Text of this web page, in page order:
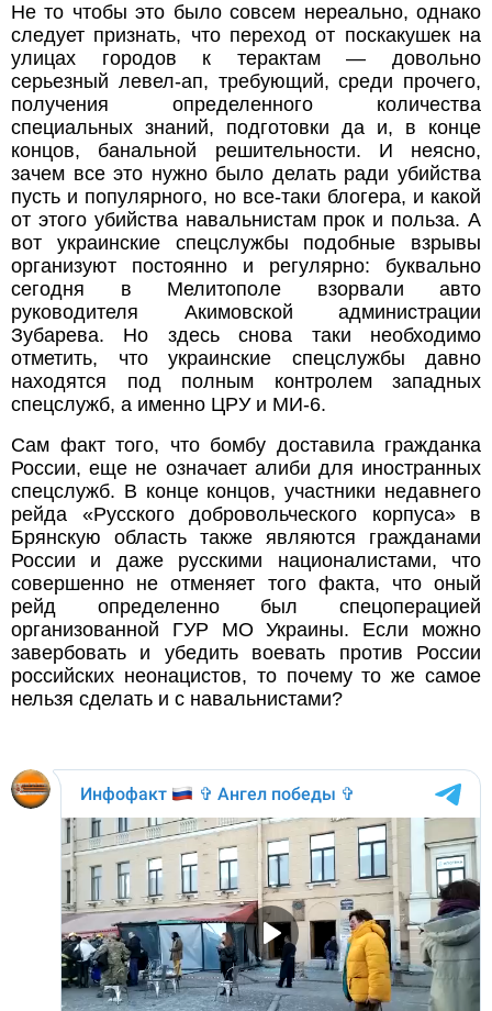
Не то чтобы это было совсем нереально, однако
следует признать, что переход от поскакушек на
улицах городов к терактам — довольно
серьезный левел-ап, требующий, среди прочего,
получения определенного количества
специальных знаний, подготовки да и, в конце
концов, банальной решительности. И неясно,
зачем все это нужно было делать ради убийства
пусть и популярного, но все-таки блогера, и какой
от этого убийства навальнистам прок и польза. А
вот украинские спецслужбы подобные взрывы
организуют постоянно и регулярно: буквально
сегодня в Мелитополе взорвали авто
руководителя Акимовской администрации
Зубарева. Но здесь снова таки необходимо
отметить, что украинские спецслужбы давно
находятся под полным контролем западных
спецслужб, а именно ЦРУ и МИ-6.
Сам факт того, что бомбу доставила гражданка
России, еще не означает алиби для иностранных
спецслужб. В конце концов, участники недавнего
рейда «Русского добровольческого корпуса» в
Брянскую область также являются гражданами
России и даже русскими националистами, что
совершенно не отменяет того факта, что оный
рейд определенно был спецоперацией
организованной ГУР МО Украины. Если можно
завербовать и убедить воевать против России
российских неонацистов, то почему то же самое
нельзя сделать и с навальнистами?